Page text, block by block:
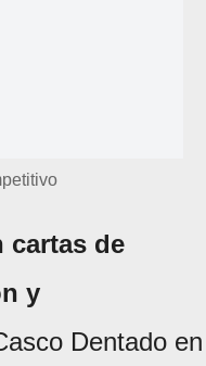
cartas de
y
Dentado en